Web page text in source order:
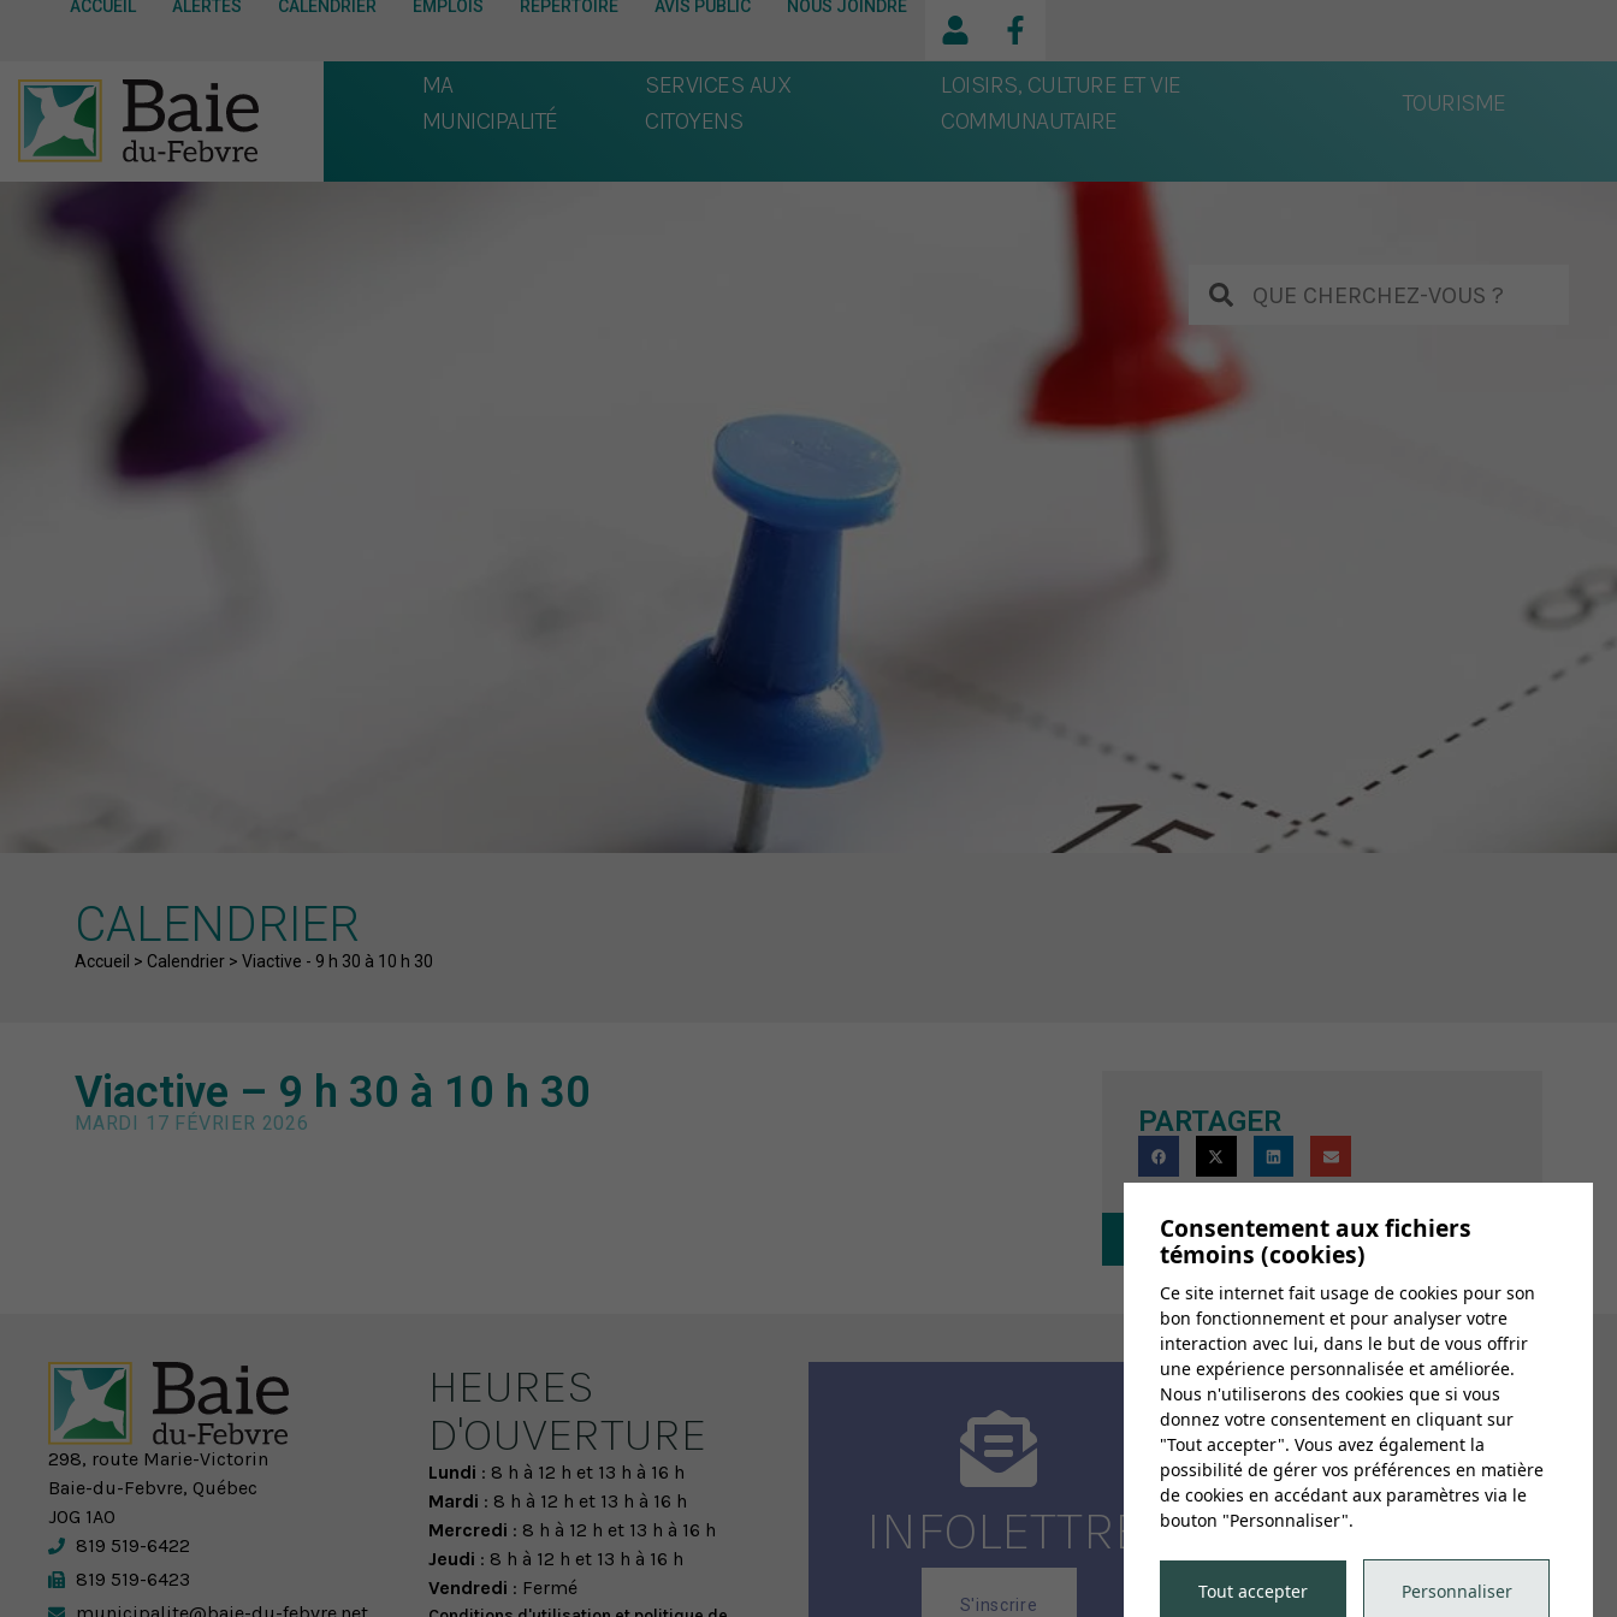
ACCUEIL ALERTES CALENDRIER EMPLOIS RÉPERTOIRE AVIS PUBLIC NOUS JOINDRE
MA
MUNICIPALITÉ
SERVICES AUX
CITOYENS
LOISIRS, CULTURE ET VIE
COMMUNAUTAIRE
TOURISME
CALENDRIER
Fil d'Ariane
Accueil > Calendrier > Viactive - 9 h 30 à 10 h 30
Viactive – 9 h 30 à 10 h 30
MARDI 17 FÉVRIER 2026 PARTAGER
Retour au calendrier
298, route Marie-Victorin
Baie-du-Febvre, Québec
J0G 1A0
819 519-6422
819 519-6423
HEURES
D'OUVERTURE
Lundi : 8 h à 12 h et 13 h à 16 h
Mardi : 8 h à 12 h et 13 h à 16 h
Mercredi : 8 h à 12 h et 13 h à 16 h
Jeudi : 8 h à 12 h et 13 h à 16 h
Vendredi : Fermé
INFOLETTRE
S'inscrire
Consentement aux fichiers
témoins (cookies)
Ce site internet fait usage de cookies pour son
bon fonctionnement et pour analyser votre
interaction avec lui, dans le but de vous offrir
une expérience personnalisée et améliorée.
Nous n'utiliserons des cookies que si vous
donnez votre consentement en cliquant sur
"Tout accepter". Vous avez également la
possibilité de gérer vos préférences en matière
de cookies en accédant aux paramètres via le
bouton "Personnaliser".
Tout accepter Personnaliser